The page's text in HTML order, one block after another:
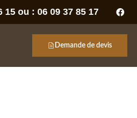
15 ou : 06 09 37 85 17
Demande de devis